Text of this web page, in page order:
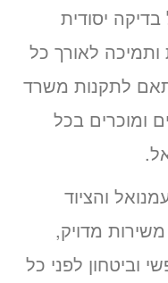
יסודית
ותמיכה לאורך כל
לתקנות משרד
ומוכרים בכל
והציוד
מדויק,
וביטחון לפני כל